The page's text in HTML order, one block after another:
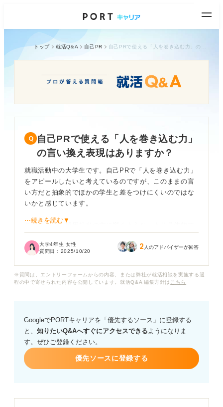
トップ 就活Q&A 自己PR
自己PRで使える「人を巻き込む力」
の言い換え表現はありますか？
就職活動中の大学生です。自己PRで「人を巻き込む力」
をアピールしたいと考えているのですが、このままの言
い方だと抽象的でほかの学生と差をつけにくいのではな
いかと感じています。
この強みを、採用担当の方に響くような、より具体的で
換えが思いつきません。
力」が効果的に伝わるでしょうか？
するためのコツなどがあれば、一緒にアドバイスしてい
ただきたいです。
⋯続きを読む▼
大学4年生 女性
質問日： 2025/10/20 2 人のアドバイザーが回答
※質問は、エントリーフォームからの内容、または弊社が就活相談を実施する過
程の中で寄せられた内容を公開しています。就活Q&A 編集方針は こちら
GoogleでPORTキャリアを「優先するソース」に登録する
と、 知りたいQ&Aへすぐにアクセスできるようになりま
す。ぜひご登録ください。
優先ソースに登録する